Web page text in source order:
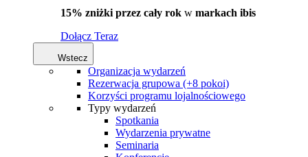
15% zniżki przez cały rok w markach ibis
Dołącz Teraz
Wstecz
Organizacja wydarzeń
Rezerwacja grupowa (+8 pokoi)
Korzyści programu lojalnościowego
Typy wydarzeń
Spotkania
Wydarzenia prywatne
Seminaria